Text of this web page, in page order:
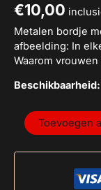
€10,00
Metalen bordje
afbeelding: In
Waarom
Beschikbaarheid:
Toevoegen